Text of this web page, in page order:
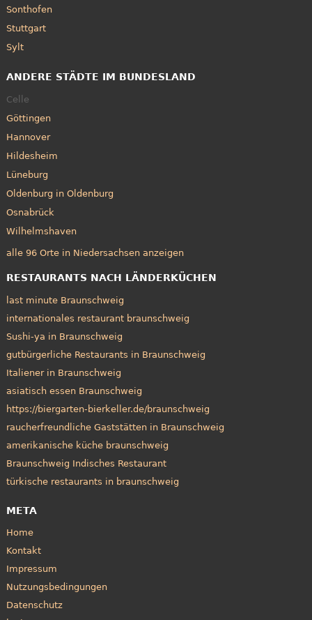
Sonthofen
Stuttgart
Sylt
ANDERE STÄDTE IM BUNDESLAND
Celle
Göttingen
Hannover
Hildesheim
Lüneburg
Oldenburg in Oldenburg
Osnabrück
Wilhelmshaven
alle 96 Orte in Niedersachsen anzeigen
RESTAURANTS NACH LÄNDERKÜCHEN
last minute Braunschweig
internationales restaurant braunschweig
Sushi-ya in Braunschweig
gutbürgerliche Restaurants in Braunschweig
Italiener in Braunschweig
asiatisch essen Braunschweig
https://biergarten-bierkeller.de/braunschweig
raucherfreundliche Gaststätten in Braunschweig
amerikanische küche braunschweig
Braunschweig Indisches Restaurant
türkische restaurants in braunschweig
META
Home
Kontakt
Impressum
Nutzungsbedingungen
Datenschutz